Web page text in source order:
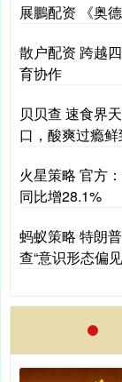
展鵬配资 《奥
散户配资 跨越
育协作
贝贝查 速食界
口，酸爽过瘾鲜
火星策略 官方
同比增28.1%
蚂蚁策略 特朗
查“意识形态偏